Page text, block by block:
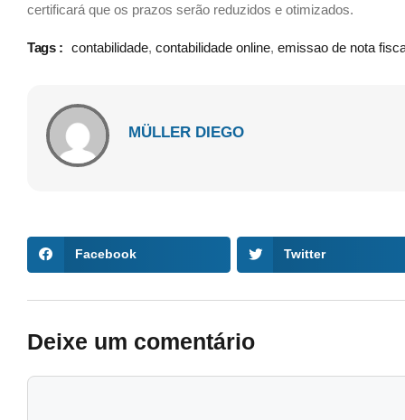
certificará que os prazos serão reduzidos e otimizados.
Tags : contabilidade, contabilidade online, emissao de nota
MÜLLER DIEGO
Facebook Twitter
Deixe um comentário